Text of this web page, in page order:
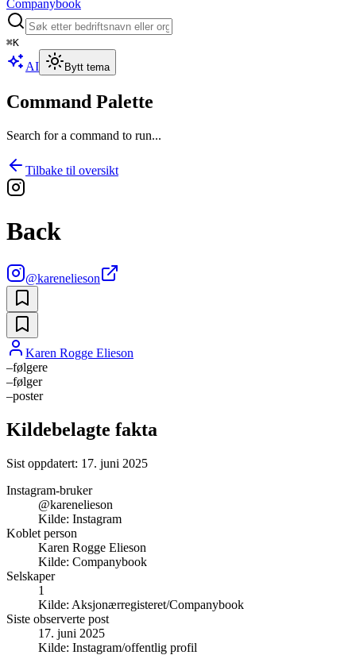
Companybook
⌘K
AI Bytt tema
Command Palette
Search for a command to run...
Tilbake til oversikt
Back
@karenelieson
Karen Rogge Elieson
–følgere
–følger
–poster
Kildebelagte fakta
Sist oppdatert: 17. juni 2025
Instagram-bruker
@karenelieson
Kilde: Instagram
Koblet person
Karen Rogge Elieson
Kilde: Companybook
Selskaper
1
Kilde: Aksjonærregisteret/Companybook
Siste observerte post
17. juni 2025
Kilde: Instagram/offentlig profil